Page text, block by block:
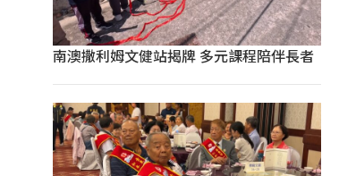
南澳撒利姆文健站揭牌 多元課程陪伴長者